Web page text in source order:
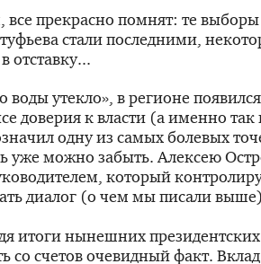
все прекрасно помнят: те выборы
стали последними,
отставку...
воды утекло», в регионе
доверия к власти (а именно так
одну из самых болевых
уже можно забыть. Алексею
который
диалог (о чем мы писали
итоги нынешних
со счетов очевидный факт. Вклад